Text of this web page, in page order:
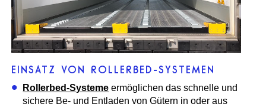
EINSATZ VON ROLLERBED-SYSTEMEN
Rollerbed-Systeme ermöglichen das schnelle und
sichere Be- und Entladen von Gütern in oder aus